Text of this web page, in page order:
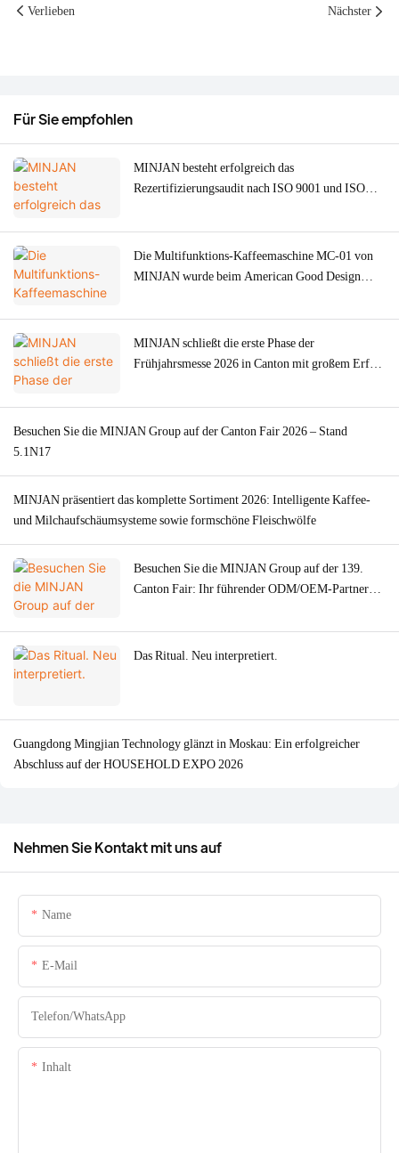
Verlieben Nächster
Für Sie empfohlen
MINJAN besteht erfolgreich das
Rezertifizierungsaudit nach ISO 9001 und ISO
Qualität für Fleischwölfe, Öfen und
Kaffeemaschinen
Die Multifunktions-Kaffeemaschine MC-01 von
MINJAN wurde beim American Good Design
MINJAN schließt die erste Phase der
Frühjahrsmesse 2026 in Canton mit großem Erfolg
Fleischwölfen.
Besuchen Sie die MINJAN Group auf der Canton Fair 2026 – Stand
5.1N17
MINJAN präsentiert das komplette Sortiment 2026: Intelligente Kaffee-
und Milchaufschäumsysteme sowie formschöne Fleischwölfe
Besuchen Sie die MINJAN Group auf der 139.
Canton Fair: Ihr führender ODM/OEM-Partner
Das Ritual. Neu interpretiert.
Guangdong Mingjian Technology glänzt in Moskau: Ein erfolgreicher
Abschluss auf der HOUSEHOLD EXPO 2026
Nehmen Sie Kontakt mit uns auf
Name
E-Mail
Telefon/WhatsApp
Inhalt